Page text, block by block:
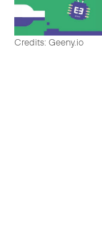
Credits: Geeny.io